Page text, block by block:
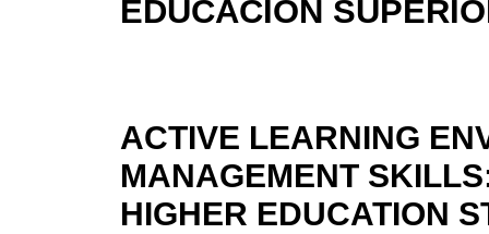
EDUCACIÓN
ACTIVE LEARNING
MANAGEMENT
HIGHER EDUCATION